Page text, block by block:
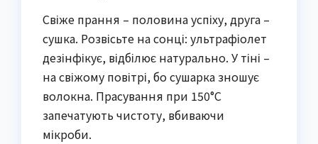
Свіже прання – половина успіху, друга –
сушка. Розвісьте на сонці: ультрафіолет
дезінфікує, відбілює натурально. У тіні –
на свіжому повітрі, бо сушарка зношує
волокна. Прасування при 150°C
запечатують чистоту, вбиваючи
мікроби.